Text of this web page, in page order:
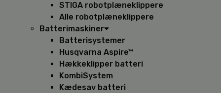
STIGA robotplæneklippere
Alle robotplæneklippere
Batterimaskiner
Batterisystemer
Husqvarna Aspire™
Hækkeklipper batteri
KombiSystem
Kædesav batteri